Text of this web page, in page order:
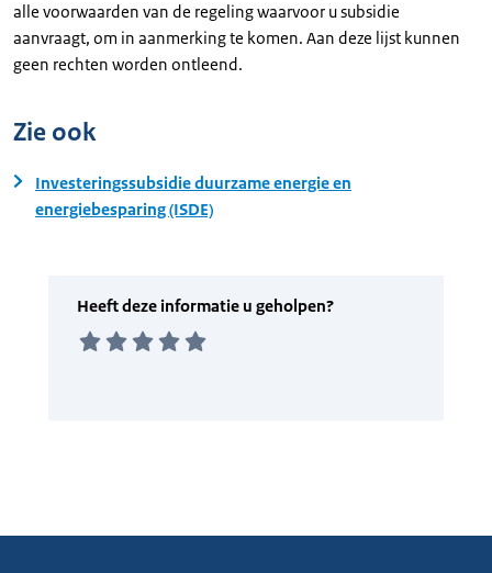
alle voorwaarden van de regeling waarvoor u subsidie
aanvraagt, om in aanmerking te komen. Aan deze lijst kunnen
geen rechten worden ontleend.
Zie ook
Investeringssubsidie duurzame energie en
energiebesparing (ISDE)